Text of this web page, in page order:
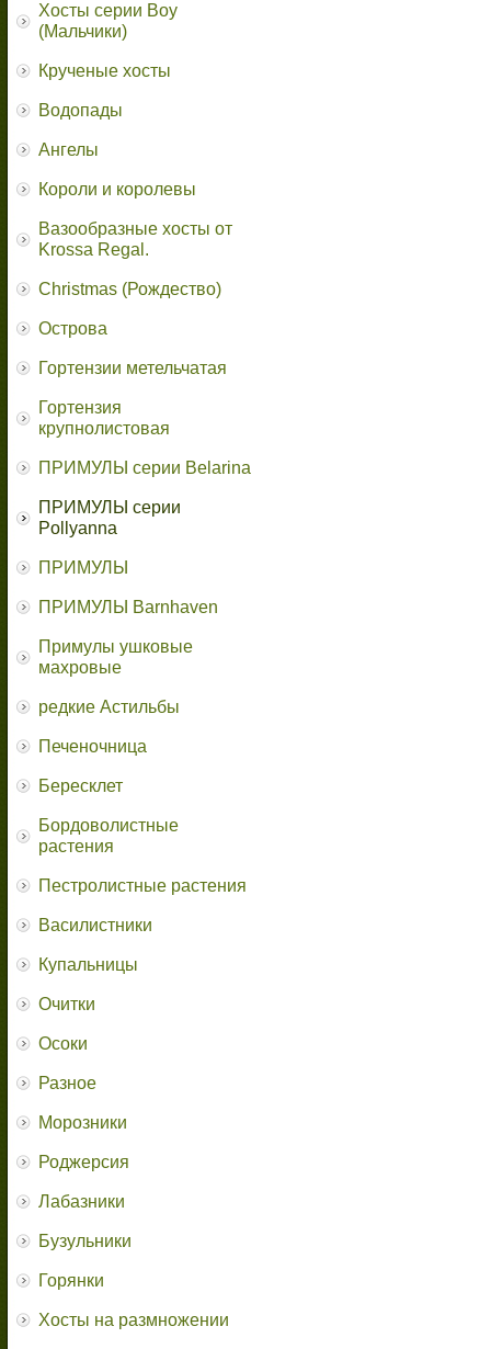
Хосты серии Boy
(Мальчики)
Крученые хосты
Водопады
Ангелы
Короли и королевы
Вазообразные хосты от
Krossa Regal.
Christmas (Рождество)
Острова
Гортензии метельчатая
Гортензия
крупнолистовая
ПРИМУЛЫ серии Belarina
ПРИМУЛЫ серии
Pollyanna
ПРИМУЛЫ
ПРИМУЛЫ Barnhaven
Примулы ушковые
махровые
редкие Астильбы
Печеночница
Бересклет
Бордоволистные
растения
Пестролистные растения
Василистники
Купальницы
Очитки
Осоки
Разное
Морозники
Роджерсия
Лабазники
Бузульники
Горянки
Хосты на размножении